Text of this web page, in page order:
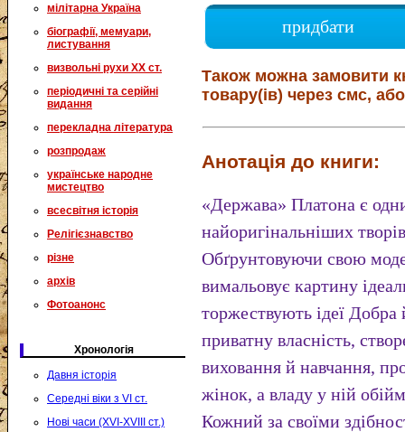
мілітарна Україна
біографії, мемуари,
листування
визвольні рухи XX ст.
періодичні та серійні
видання
перекладна література
розпродаж
українське народне
мистецтво
всесвітня історія
Релігієзнавство
різне
архів
Фотоанонс
Хронологія
Давня історія
Середні віки з VI ст.
Нові часи (XVI-XVIII ст.)
придбати
Також можна замовити
товару(ів) через смс,
Анотація до книги:
«Держава» Платона є
найоригінальніших
Обґрунтовуючи свою
вимальовує картину
торжествують ідеї Добра
приватну власність,
виховання й навчання,
жінок, а владу у ній
Кожний за своїми